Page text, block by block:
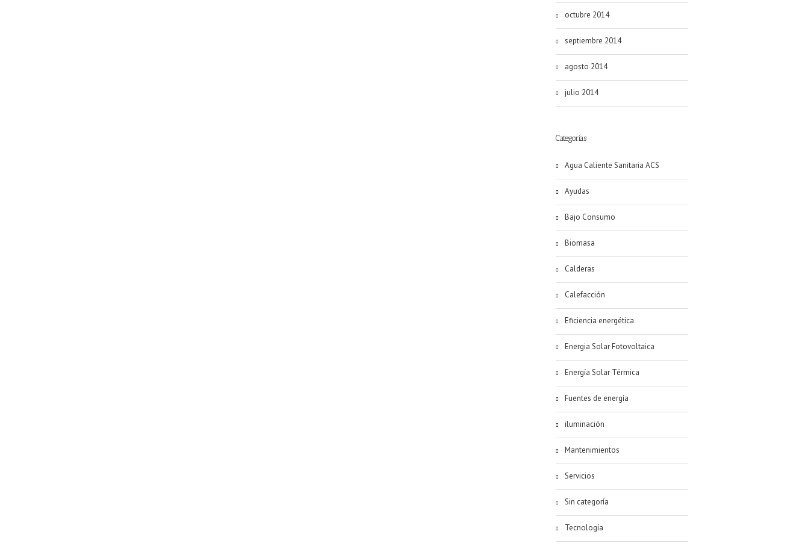
octubre 2014
septiembre 2014
agosto 2014
julio 2014
Categorías
Agua Caliente Sanitaria ACS
Ayudas
Bajo Consumo
Biomasa
Calderas
Calefacción
Eficiencia energética
Energia Solar Fotovoltaica
Energía Solar Térmica
Fuentes de energía
iluminación
Mantenimientos
Servicios
Sin categoría
Tecnología